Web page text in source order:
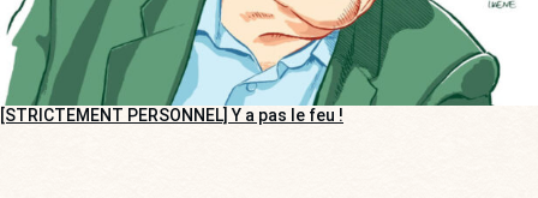
[STRICTEMENT PERSONNEL] Y a pas le feu !